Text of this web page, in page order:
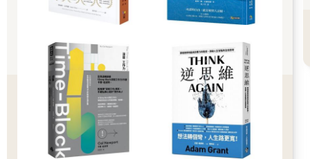
面對無法掌控的事，可以讓自己去做到的是「接受」。
「抱怨」的反面不是「讚美」，而是「接受」，然後才有機會跟
其他的作為連結起來，變成正向的指引。最簡單的方式就是：記
憶起好事。
每回發生一件不好的事情時，就要提醒自己去記起一件好事。
這麼做不是為了要用好去消弭掉壞，因為發生的已經發生，無法
被當作不存在。而是面對無能為力的事情時，記憶起好可以去提